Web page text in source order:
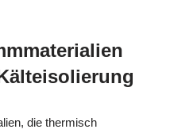
die thermisch